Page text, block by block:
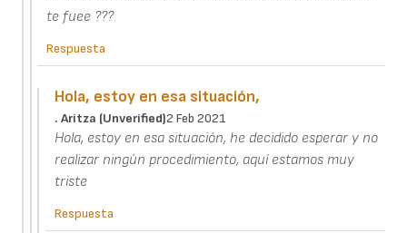
te fuee ???
Respuesta
Hola, estoy en esa situación,
. Aritza (unverified)2 Feb 2021
Hola, estoy en esa situación, he decidido esperar y no
realizar ningún procedimiento, aquí estamos muy
triste
Respuesta